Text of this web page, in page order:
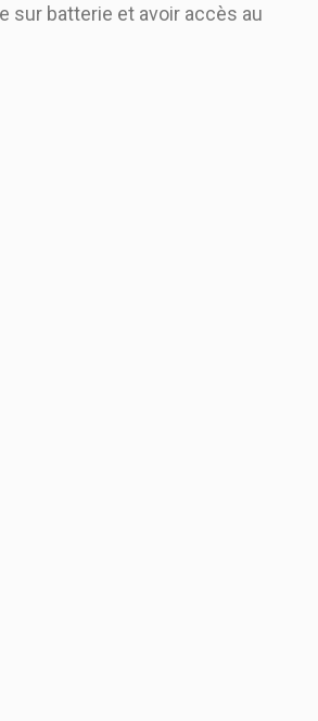
sur batterie et avoir accès au